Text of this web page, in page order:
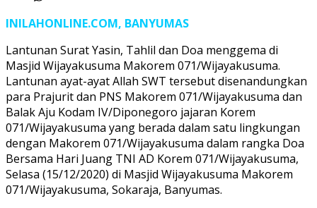
INILAHONLINE.COM, BANYUMAS
Lantunan Surat Yasin, Tahlil dan Doa menggema di
Masjid Wijayakusuma Makorem 071/Wijayakusuma.
Lantunan ayat-ayat Allah SWT tersebut disenandungkan
para Prajurit dan PNS Makorem 071/Wijayakusuma dan
Balak Aju Kodam IV/Diponegoro jajaran Korem
071/Wijayakusuma yang berada dalam satu lingkungan
dengan Makorem 071/Wijayakusuma dalam rangka Doa
Bersama Hari Juang TNI AD Korem 071/Wijayakusuma,
Selasa (15/12/2020) di Masjid Wijayakusuma Makorem
071/Wijayakusuma, Sokaraja, Banyumas.